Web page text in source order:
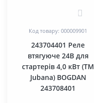
Код товару: 000009901
243704401 Реле
втягуюче 24В для
стартерів 4,0 кВт (TM
Jubana) BOGDAN
243708401